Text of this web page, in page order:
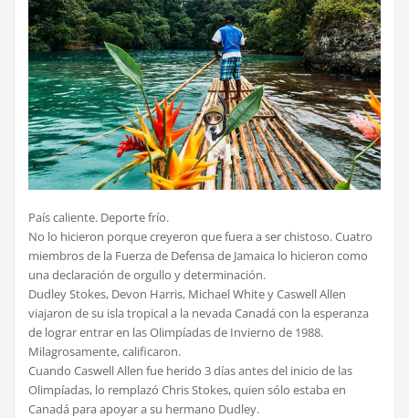
País caliente. Deporte frío.
No lo hicieron porque creyeron que fuera a ser chistoso. Cuatro
miembros de la Fuerza de Defensa de Jamaica lo hicieron como
una declaración de orgullo y determinación.
Dudley Stokes, Devon Harris, Michael White y Caswell Allen
viajaron de su isla tropical a la nevada Canadá con la esperanza
de lograr entrar en las Olimpíadas de Invierno de 1988.
Milagrosamente, calificaron.
Cuando Caswell Allen fue herido 3 días antes del inicio de las
Olimpíadas, lo remplazó Chris Stokes, quien sólo estaba en
Canadá para apoyar a su hermano Dudley.